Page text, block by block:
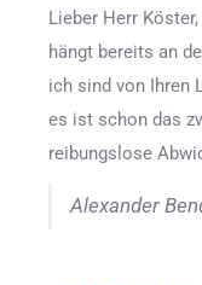
Lieber Herr
hängt bereits an
ich sind von Ihren
es ist schon das
reibungslose
Alexander